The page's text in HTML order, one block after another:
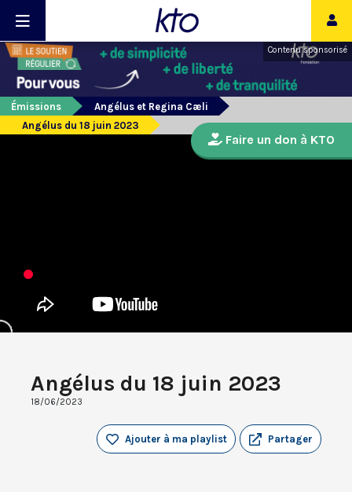
Contenu sponsorisé
Émissions
Angélus et Regina Cæli
Angélus du 18 juin 2023
Angélus du 18 juin 2023
18/06/2023
Partager
Ajouter à ma playlist
Faire un don à KTO